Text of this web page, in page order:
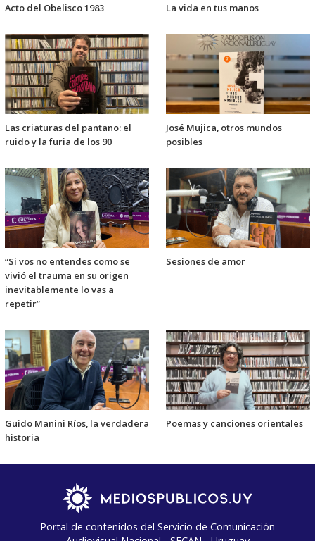
Acto del Obelisco 1983 La vida en tus manos
Las criaturas del pantano: el
ruido y la furia de los 90
José Mujica, otros mundos
posibles
“Si vos no entendes como se
vivió el trauma en su origen
inevitablemente lo vas a
repetir”
Sesiones de amor
Guido Manini Ríos, la verdadera
historia
Poemas y canciones orientales
Portal de contenidos del Servicio de Comunicación